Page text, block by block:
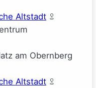
Altstadt
am Obernberg
Altstadt